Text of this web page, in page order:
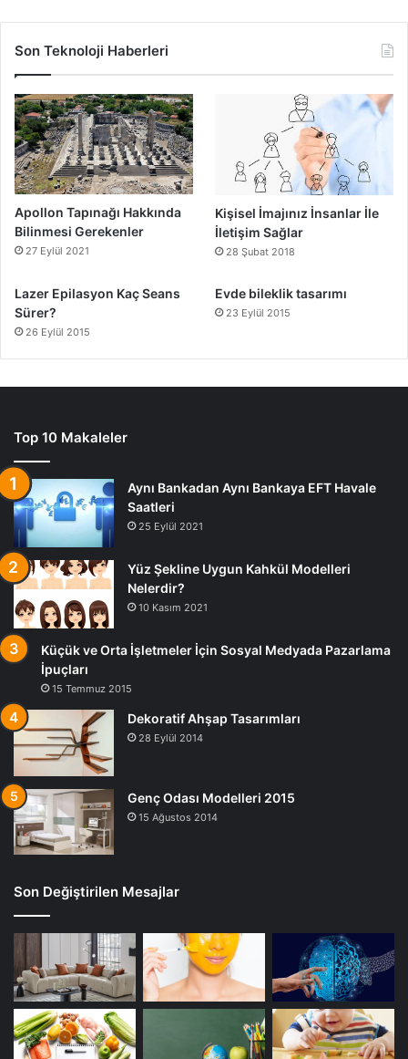
Son Teknoloji Haberleri
Apollon Tapınağı Hakkında
Bilinmesi Gerekenler
27 Eylül 2021
Kişisel İmajınız İnsanlar İle
İletişim Sağlar
28 Şubat 2018
Lazer Epilasyon Kaç Seans
Sürer?
26 Eylül 2015
Evde bileklik tasarımı
23 Eylül 2015
Top 10 Makaleler
Aynı Bankadan Aynı Bankaya EFT Havale
Saatleri
25 Eylül 2021
Yüz Şekline Uygun Kahkül Modelleri
Nelerdir?
10 Kasım 2021
Küçük ve Orta İşletmeler İçin Sosyal Medyada Pazarlama
İpuçları
15 Temmuz 2015
Dekoratif Ahşap Tasarımları
28 Eylül 2014
Genç Odası Modelleri 2015
15 Ağustos 2014
Son Değiştirilen Mesajlar